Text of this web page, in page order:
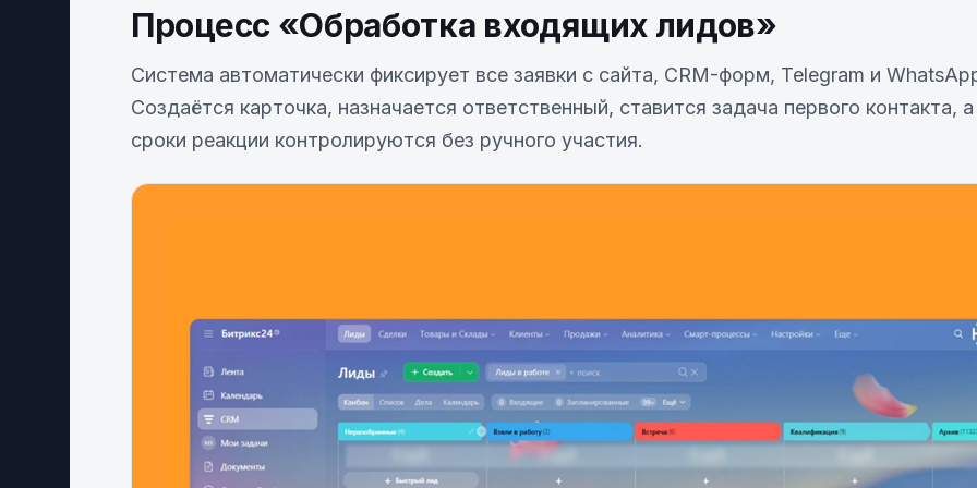
Процесс «Обработка входящих лидов»
Система автоматически фиксирует все заявки с сайта, CRM-форм, Telegram и
Создаётся карточка, назначается ответственный, ставится задача первого контакта, а
сроки реакции контролируются без ручного участия.